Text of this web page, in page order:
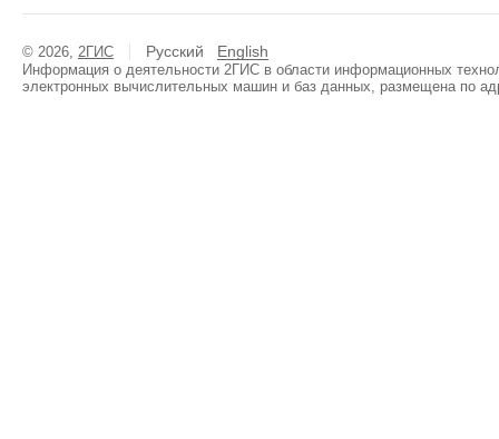
© 2026, 2ГИС Русский English
Информация о деятельности 2ГИС в области информационных
электронных вычислительных машин и баз данных, размещена по